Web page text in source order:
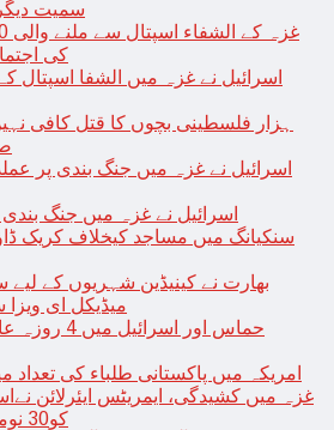
سمیت
کی
اسرائیل نے غزہ میں الشفا اسپتال
اسرائیل نے غزہ میں جنگ بندی پر
اسرائیل نے غزہ میں جنگ
سنکیانگ میں مساجد کیخلاف کریک
بھارت نے کینیڈین شہریوں کے لیے
میڈیکل ای
حماس اور
امریکہ میں پاکستانی طلباء کی تعداد میں 16 فیصد
غزہ میں کشیدگی، ایمریٹس ایئرلائن
کو30 نومبر تک معطل کردیا